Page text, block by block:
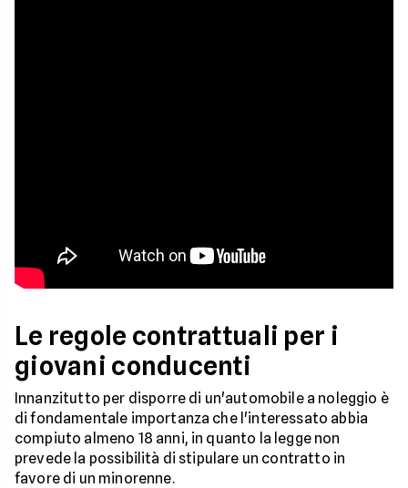
Le regole contrattuali per i
giovani conducenti
Innanzitutto per disporre di un'automobile a noleggio è
di fondamentale importanza che l'interessato abbia
compiuto almeno 18 anni, in quanto la legge non
prevede la possibilità di stipulare un contratto in
favore di un minorenne.